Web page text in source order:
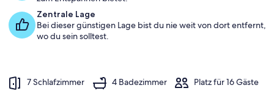
d
ä
Zentrale Lage
Bei dieser günstigen Lage bist du nie weit von dort entfernt,
wo du sein solltest.
7 Schlafzimmer 4 Badezimmer Platz für 16 Gäste